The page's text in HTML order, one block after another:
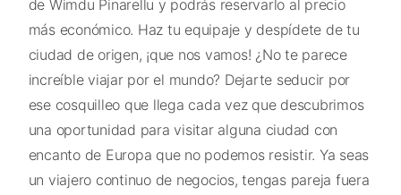
de Wimdu Pinarellu y podrás reservarlo al precio
más económico. Haz tu equipaje y despídete de tu
ciudad de origen, ¡que nos vamos! ¿No te parece
increíble viajar por el mundo? Dejarte seducir por
ese cosquilleo que llega cada vez que descubrimos
una oportunidad para visitar alguna ciudad con
encanto de Europa que no podemos resistir. Ya seas
un viajero continuo de negocios, tengas pareja fuera